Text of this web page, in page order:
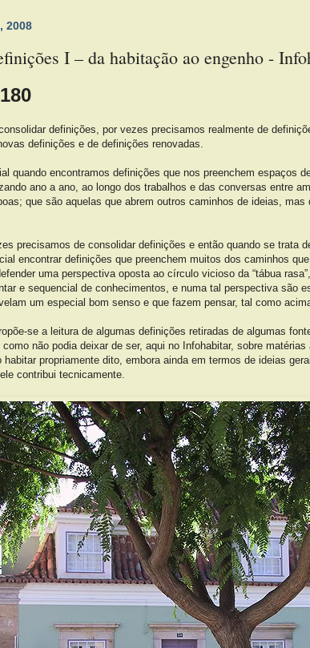
2008
I – da habitação ao engenho -
definições, por vezes precisamos realmente de
definições e de definições renovadas.
quando encontramos definições que nos preenchem espaços
ano a ano, ao longo dos trabalhos e das conversas entre
que são aquelas que abrem outros caminhos de ideias, mas
precisamos de consolidar definições e então quando se trata
encontrar definições que preenchem muitos dos caminhos
uma perspectiva oposta ao círculo vicioso da “tábua
e sequencial de conhecimentos, e numa tal perspectiva são
um especial bom senso e que fazem pensar, tal como
se a leitura de algumas definições retiradas de algumas
não podia deixar de ser, aqui no Infohabitar, sobre
propriamente dito, embora ainda em termos de ideias
contribui tecnicamente.